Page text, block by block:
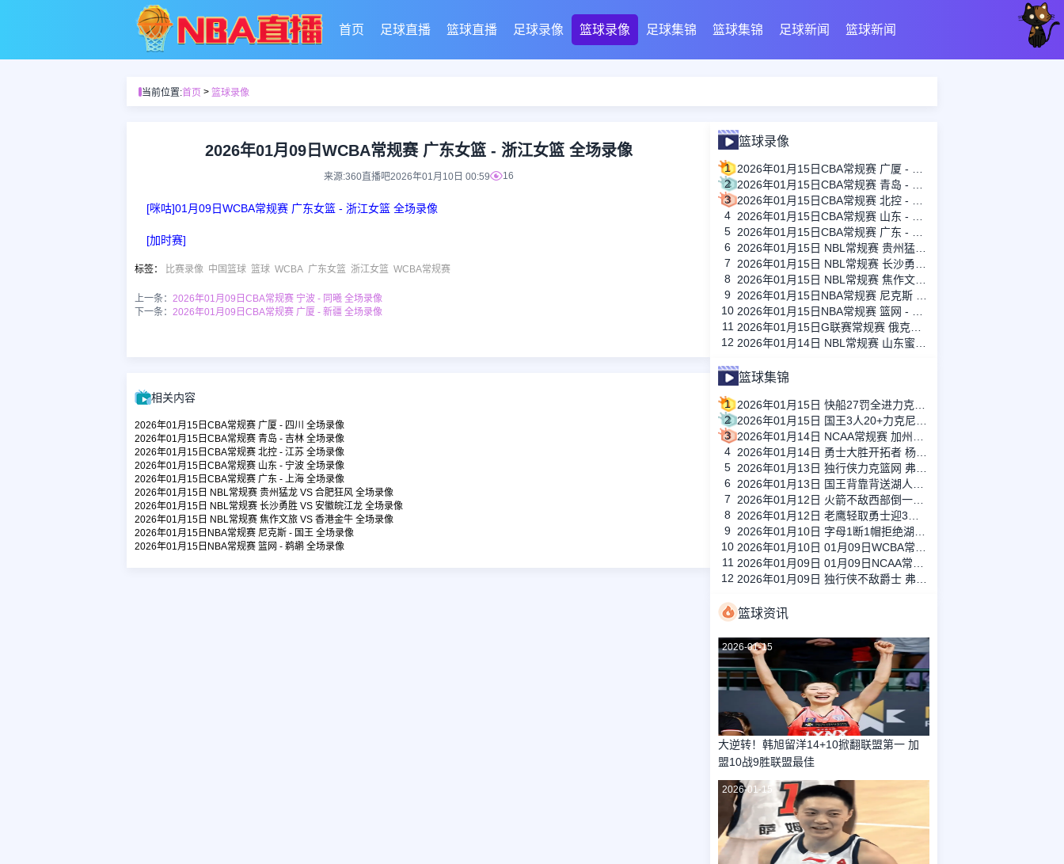
首页 足球直播 篮球直播 足球录像 篮球录像 足球集锦 篮球集锦 足球新闻 篮球新闻
当前位置:首页 > 篮球录像
2026年01月09日WCBA常规赛 广东女篮 - 浙江女篮 全场录像
来源:360直播吧2026年01月10日 00:59 16
[咪咕]01月09日WCBA常规赛 广东女篮 - 浙江女篮 全场录像
[加时赛]
标签： 比赛录像 中国篮球 篮球 WCBA 广东女篮 浙江女篮 WCBA常规赛
上一条： 2026年01月09日CBA常规赛 宁波 - 同曦 全场录像
下一条： 2026年01月09日CBA常规赛 广厦 - 新疆 全场录像
相关内容
2026年01月15日CBA常规赛 广厦 - 四川 全场录像
2026年01月15日CBA常规赛 青岛 - 吉林 全场录像
2026年01月15日CBA常规赛 北控 - 江苏 全场录像
2026年01月15日CBA常规赛 山东 - 宁波 全场录像
2026年01月15日CBA常规赛 广东 - 上海 全场录像
2026年01月15日 NBL常规赛 贵州猛龙 VS 合肥狂风 全场录像
2026年01月15日 NBL常规赛 长沙勇胜 VS 安徽皖江龙 全场录像
2026年01月15日 NBL常规赛 焦作文旅 VS 香港金牛 全场录像
2026年01月15日NBA常规赛 尼克斯 - 国王 全场录像
2026年01月15日NBA常规赛 篮网 - 鹈鹕 全场录像
篮球录像
1
2
3
4
5
6
7
8
9
10
11
12
篮球集锦
1
2
3
4
5
6
7
8
9
10
11
12
篮球资讯
2026-01-15
大逆转！韩旭留洋14+10掀翻联盟第一 加
盟10战9胜联盟最佳
2026-01-15